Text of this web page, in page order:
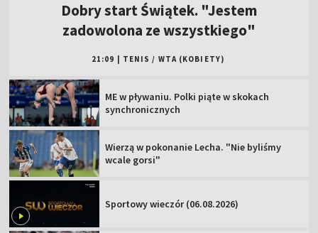
Dobry start Świątek. "Jestem
zadowolona ze wszystkiego"
21:09 TENIS / WTA (KOBIETY)
ME w pływaniu. Polki piąte w skokach
synchronicznych
Wierzą w pokonanie Lecha. "Nie byliśmy
wcale gorsi"
Sportowy wieczór (06.08.2026)